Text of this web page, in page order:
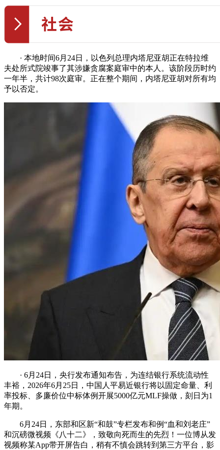
· 本地时间6月24日，以色列总理内塔尼亚胡正在特拉维
夫处所式院竣事了其涉嫌贪腐案庭审中的本人。该阶段历时约
一年半，共计98次庭审。正在整个期间，内塔尼亚胡对所有均
予以否定。
· 6月24日，央行发布通知布告，为连结银行系统流动性
丰裕，2026年6月25日，中国人平易近银行将以固定命量、利
率投标、多廉价位中标体例开展5000亿元MLF操做，刻日为1
年期。
6月24日，东部和区新“和鼓”专栏发布和例“血和刘老庄”
和沉磅微视频《八十二》，致敬向死而生的先烈！一位博从发
视频称某App带开屏告白，稍有不慎会跳转到第三方平台，影